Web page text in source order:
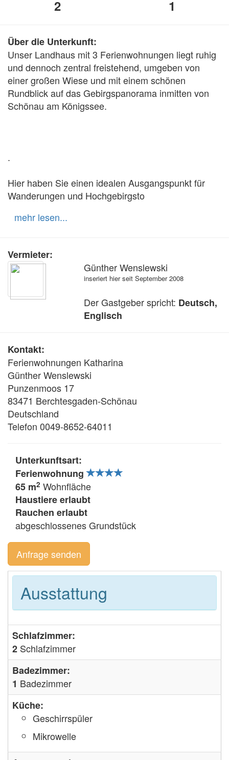
2 1
Über die Unterkunft:
Unser Landhaus mit 3 Ferienwohnungen liegt ruhig
und dennoch zentral freistehend, umgeben von
einer großen Wiese und mit einem schönen
Rundblick auf das Gebirgspanorama inmitten von
Schönau am Königssee.
.
Hier haben Sie einen idealen Ausgangspunkt für
Wanderungen und Hochgebirgsto
mehr lesen...
Vermieter:
Günther Wenslewski
inseriert hier seit September 2008
Der Gastgeber spricht: Deutsch,
Englisch
Kontakt:
Ferienwohnungen Katharina
Günther Wenslewski
Punzenmoos 17
83471 Berchtesgaden-Schönau
Deutschland
Telefon 0049-8652-64011
Unterkunftsart:
Ferienwohnung
65 m2 Wohnfläche
Haustiere erlaubt
Rauchen erlaubt
abgeschlossenes Grundstück
Anfrage senden
Ausstattung
Schlafzimmer:
2 Schlafzimmer
Badezimmer:
1 Badezimmer
Küche:
Geschirrspüler
Mikrowelle